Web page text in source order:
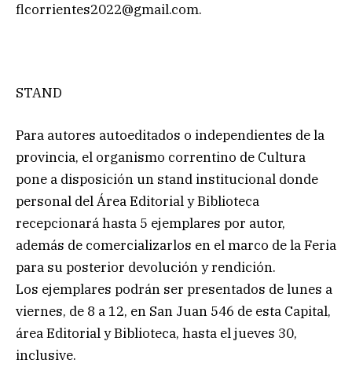
flcorrientes2022@gmail.com.
STAND
Para autores autoeditados o independientes de la
provincia, el organismo correntino de Cultura
pone a disposición un stand institucional donde
personal del Área Editorial y Biblioteca
recepcionará hasta 5 ejemplares por autor,
además de comercializarlos en el marco de la Feria
para su posterior devolución y rendición.
Los ejemplares podrán ser presentados de lunes a
viernes, de 8 a 12, en San Juan 546 de esta Capital,
área Editorial y Biblioteca, hasta el jueves 30,
inclusive.